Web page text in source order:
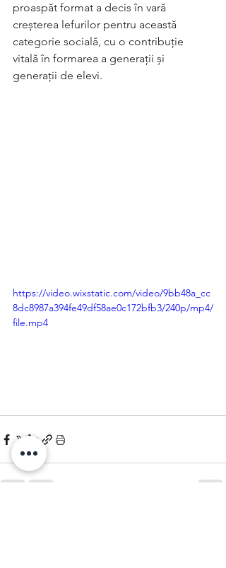
proaspăt format a decis în vară
creșterea lefurilor pentru această
categorie socială, cu o contribuție
vitală în formarea a generații și
generații de elevi.
https://video.wixstatic.com/video/9bb48a_cc
8dc8987a394fe49df58ae0c172bfb3/240p/mp4/
file.mp4